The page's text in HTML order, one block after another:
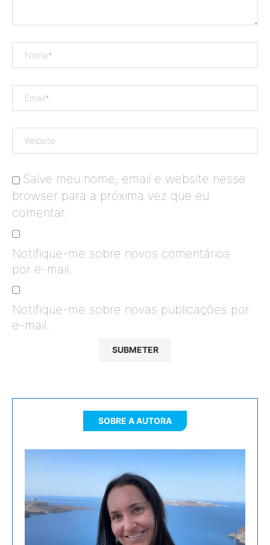
Salve meu nome, email e website nesse
browser para a próxima vez que eu
comentar.
Notifique-me sobre novos comentários
por e-mail.
Notifique-me sobre novas publicações por
e-mail.
SOBRE A AUTORA